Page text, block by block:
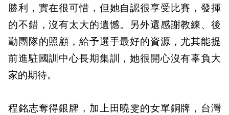
勝利，實在很可惜，但她自認很享受比賽，發揮
的不錯，沒有太大的遺憾。另外還感謝教練、後
勤團隊的照顧，給予選手最好的資源，尤其能提
前進駐國訓中心長期集訓，她很開心沒有辜負大
家的期待。
程銘志奪得銀牌，加上田曉雯的女單銅牌，台灣